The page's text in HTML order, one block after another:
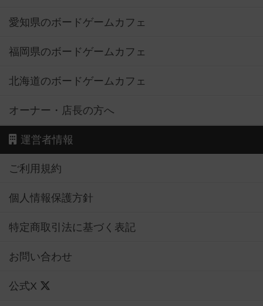
愛知県のボードゲームカフェ
福岡県のボードゲームカフェ
北海道のボードゲームカフェ
オーナー・店長の方へ
運営者情報
ご利用規約
個人情報保護方針
特定商取引法に基づく表記
お問い合わせ
公式X